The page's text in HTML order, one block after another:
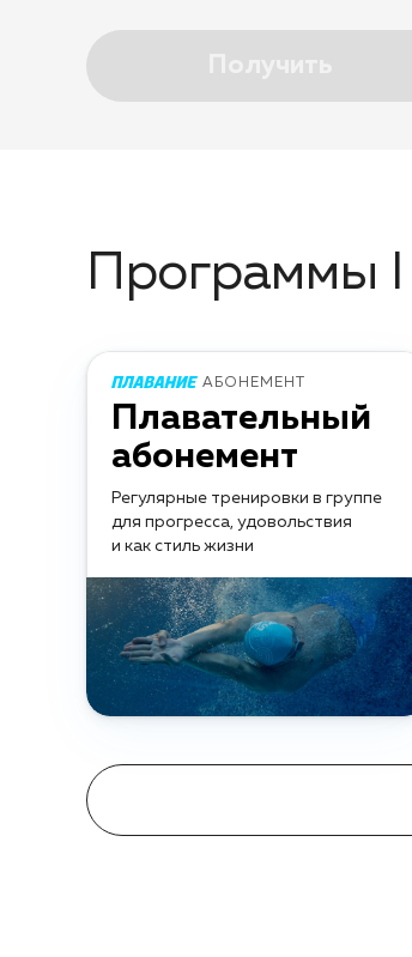
Программы I
АБОНЕМЕНТ
Плавательный
абонемент
Регулярные тренировки в группе
для прогресса, удовольствия
и как стиль жизни